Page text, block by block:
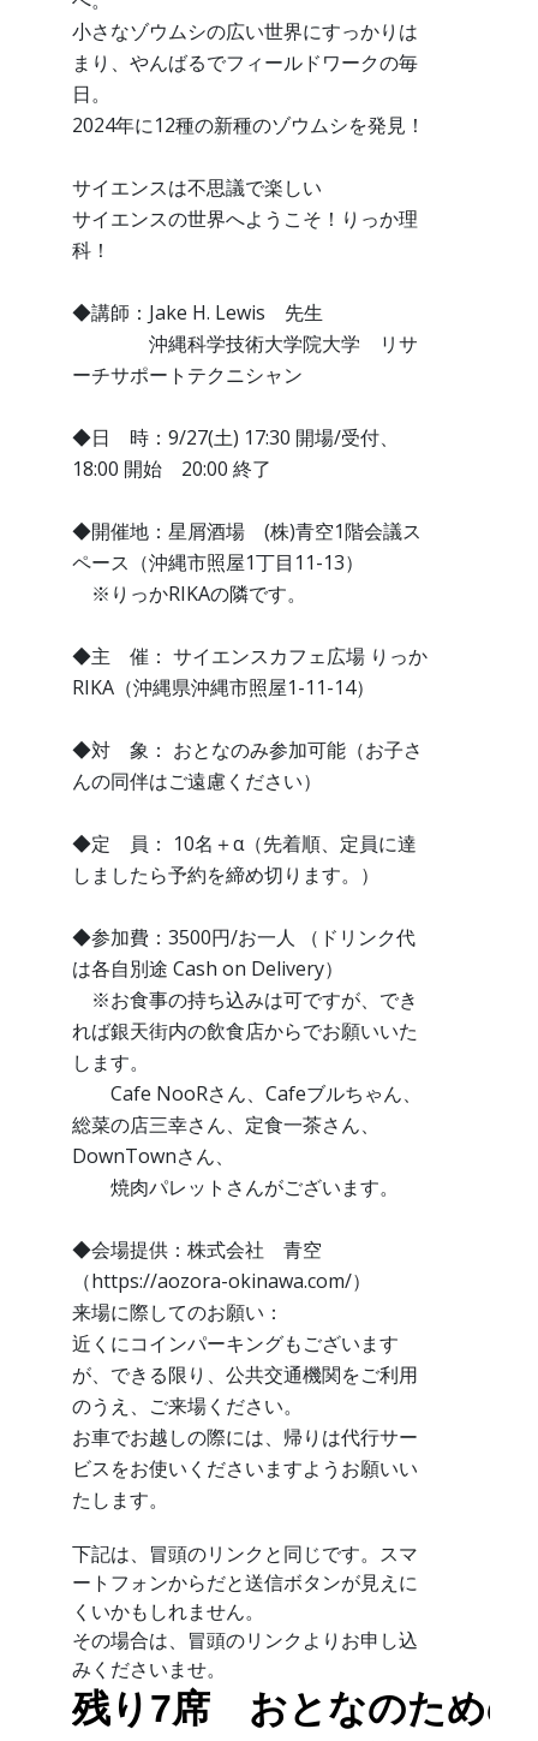
小さなゾウムシの広い世界にすっかりは
まり、やんばるでフィールドワークの毎
日。
2024年に12種の新種のゾウムシを発見！
サイエンスは不思議で楽しい
サイエンスの世界へようこそ！りっか理
科！
◆講師：Jake H. Lewis 先生
沖縄科学技術大学院大学 リサ
ーチサポートテクニシャン
◆日 時：9/27(土) 17:30 開場/受付、
18:00 開始 20:00 終了
◆開催地：星屑酒場 (株)青空1階会議ス
ペース（沖縄市照屋1丁目11-13）
※りっかRIKAの隣です。
◆主 催： サイエンスカフェ広場 りっか
RIKA（沖縄県沖縄市照屋1-11-14）
◆対 象： おとなのみ参加可能（お子さ
んの同伴はご遠慮ください）
◆定 員： 10名＋α（先着順、定員に達
しましたら予約を締め切ります。）
◆参加費：3500円/お一人 （ドリンク代
は各自別途 Cash on Delivery）
※お食事の持ち込みは可ですが、でき
れば銀天街内の飲食店からでお願いいた
します。
Cafe NooRさん、Cafeブルちゃん、
総菜の店三幸さん、定食一茶さん、
DownTownさん、
焼肉パレットさんがございます。
◆会場提供：株式会社 青空
（https://aozora-okinawa.com/）
来場に際してのお願い：
近くにコインパーキングもございます
が、できる限り、公共交通機関をご利用
のうえ、ご来場ください。
お車でお越しの際には、帰りは代行サー
ビスをお使いくださいますようお願いい
たします。
下記は、冒頭のリンクと同じです。スマ
ートフォンからだと送信ボタンが見えに
くいかもしれません。
その場合は、冒頭のリンクよりお申し込
みくださいませ。